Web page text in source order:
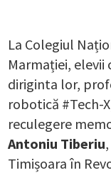
La Colegiul
Marmației, elevii
diriginta lor,
robotică #Tech-
reculegere
Antoniu Tiberiu
Timișoara în